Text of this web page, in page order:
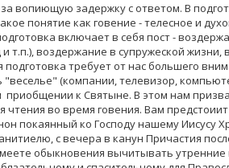
вопиющую задержку с ответом. В
понятие как говение - телесное и
включает в себя пост -
т.п.), воздержание в супружеской жизни,
требует от нас большего
"веселье" (компании, телевизор,
приобщении к Святыне. В этом нам
во время говения. Вам
покаянный ко Господу нашему Иисусу
с вечера в канун Причастия
обыкновения вычитывать